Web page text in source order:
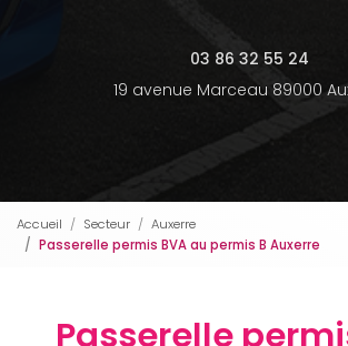
03 86 32 55 24
19 avenue Marceau 89000
Accueil Secteur
Auxerre
Passerelle permis BVA au permis B Auxerre
Passerelle